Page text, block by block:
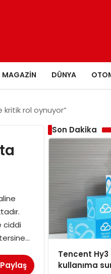
MAGAZIN DÜNYA
kritik rol oynuyor”
ciddi
Paylaş
Son Dakika
Tencent
kullanıma